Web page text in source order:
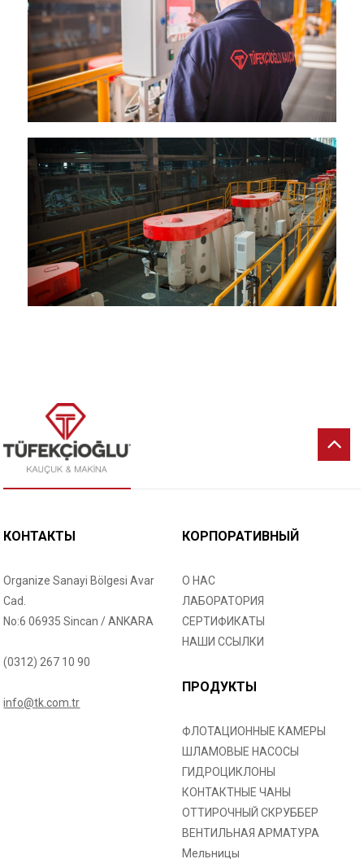
КОНТАКТЫ
Organize Sanayi Bölgesi Avar
Cad.
No:6 06935 Sincan / ANKARA
(0312) 267 10 90
info@tk.com.tr
КОРПОРАТИВНЫЙ
О НАС
ЛАБОРАТОРИЯ
СЕРТИФИКАТЫ
НАШИ ССЫЛКИ
ПРОДУКТЫ
ФЛОТАЦИОННЫЕ КАМЕРЫ
ШЛАМОВЫЕ НАСОСЫ
ГИДРОЦИКЛОНЫ
КОНТАКТНЫЕ ЧАНЫ
ОТТИРОЧНЫЙ СКРУББЕР
ВЕНТИЛЬНАЯ АРМАТУРА
Мельницы